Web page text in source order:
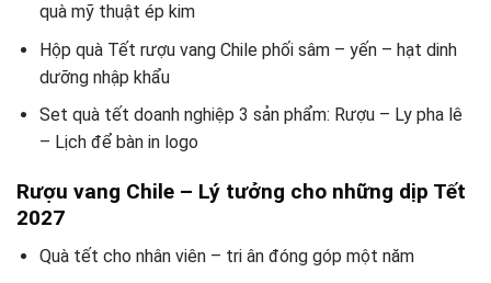
quà mỹ thuật ép kim
Hộp quà Tết rượu vang Chile phối sâm – yến – hạt dinh
dưỡng nhập khẩu
Set quà tết doanh nghiệp 3 sản phẩm: Rượu – Ly pha lê
– Lịch để bàn in logo
Rượu vang Chile – Lý tưởng cho những dịp Tết
2027
Quà tết cho nhân viên – tri ân đóng góp một năm